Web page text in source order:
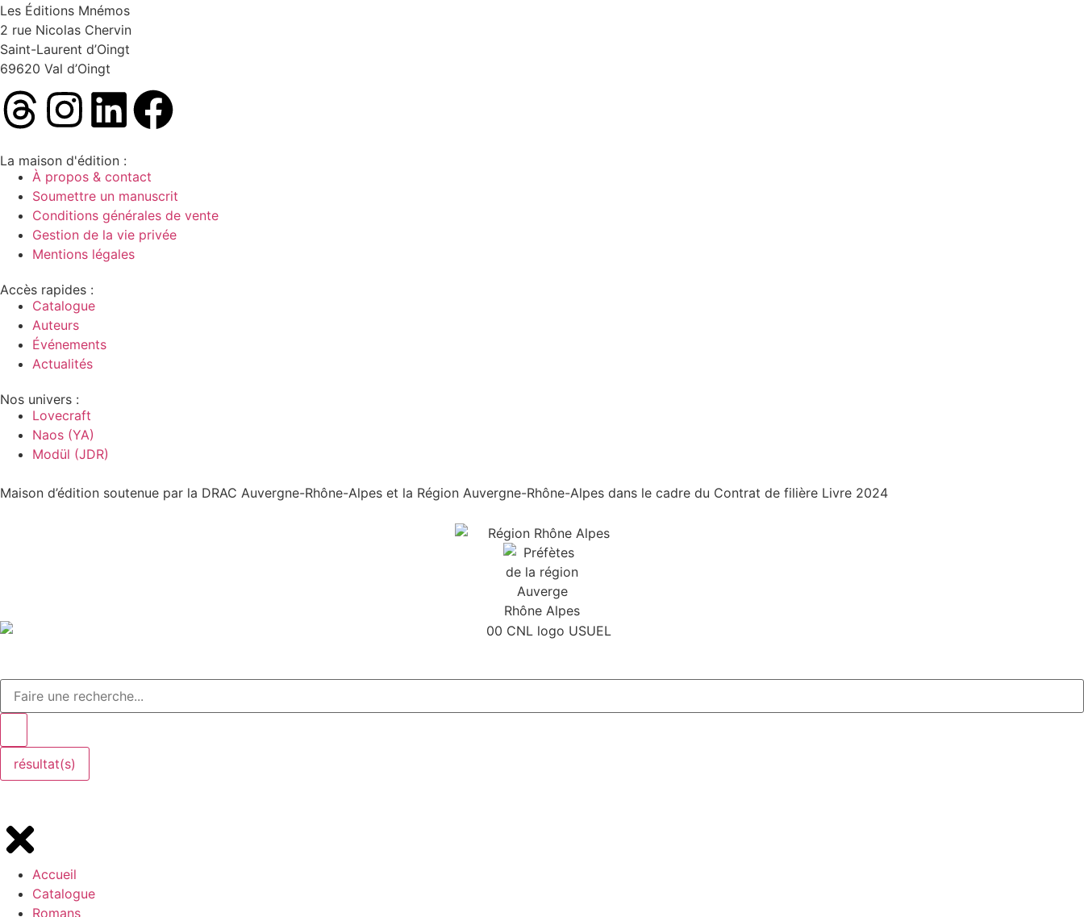
Les Éditions Mnémos
2 rue Nicolas Chervin
Saint-Laurent d’Oingt
69620 Val d’Oingt
La maison d'édition :
À propos & contact
Soumettre un manuscrit
Conditions générales de vente
Gestion de la vie privée
Mentions légales
Accès rapides :
Catalogue
Auteurs
Événements
Actualités
Nos univers :
Lovecraft
Naos (YA)
Modül (JDR)
Maison d’édition soutenue par la DRAC Auvergne-Rhône-Alpes et la Région Auvergne-Rhône-Alpes dans le cadre du Contrat de filière Livre 2024
résultat(s)
Accueil
Catalogue
Romans